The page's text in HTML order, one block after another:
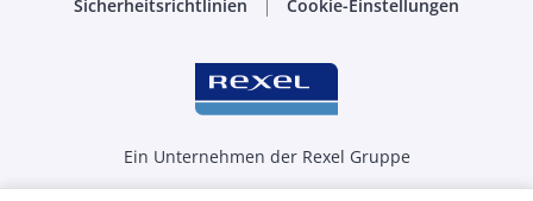
Sicherheitsrichtlinien
Cookie-Einstellungen
Ein Unternehmen der Rexel Gruppe